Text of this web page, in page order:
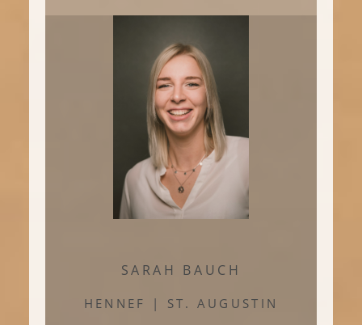
SARAH BAUCH
HENNEF | ST. AUGUSTIN